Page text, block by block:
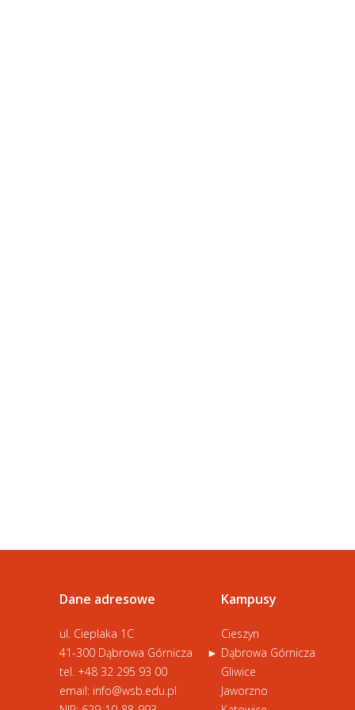
Dane adresowe
ul. Cieplaka 1C
41-300 Dąbrowa Górnicza
tel. +48 32 295 93 00
email: info@wsb.edu.pl
Kampusy
Cieszyn
Dąbrowa Górnicza
Gliwice
Jaworzno